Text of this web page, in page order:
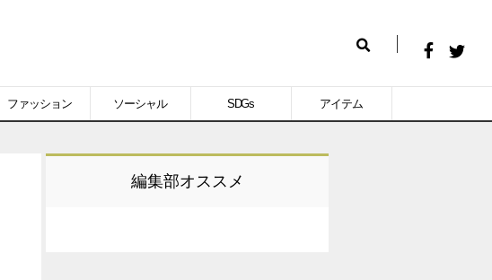
ファッション ソーシャル SDGs アイテム
索
Facebook
編集部オススメ